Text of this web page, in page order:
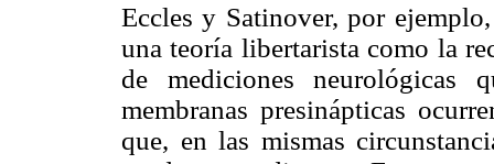
Eccles y Satinover, por
una teoría libertarista como la
de mediciones neurológicas
membranas presinápticas
que, en las mismas